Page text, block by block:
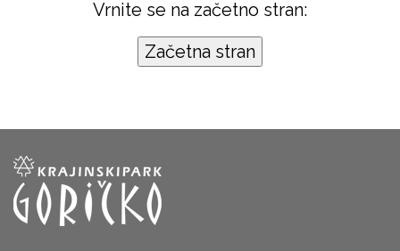
Vrnite se na začetno stran: